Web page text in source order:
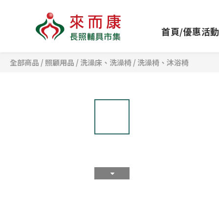
首頁/優惠活動
全部商品 /照顧用品 /洗澡床、洗澡椅/洗澡椅、沐浴椅